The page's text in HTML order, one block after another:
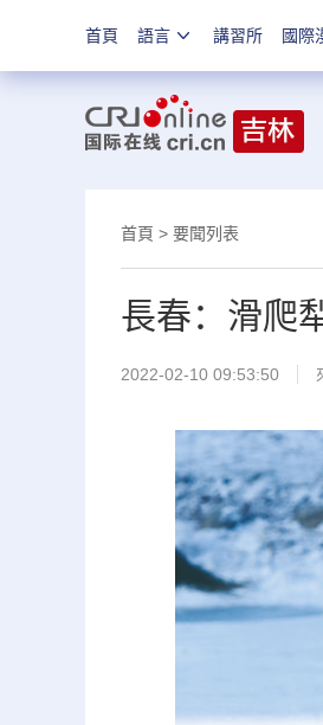
首頁 語言 講習所 國際
首頁 > 要聞列表
長春：滑爬
2022-02-10 09:53:50